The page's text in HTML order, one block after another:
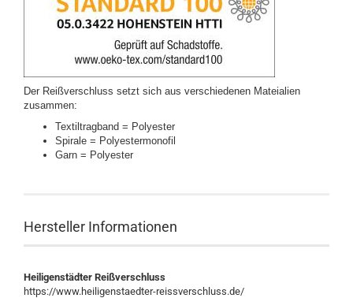
Der Reißverschluss setzt sich aus verschiedenen Mateialien
zusammen:
Textiltragband = Polyester
Spirale = Polyestermonofil
Garn = Polyester
Hersteller Informationen
Heiligenstädter Reißverschluss
https://www.heiligenstaedter-reissverschluss.de/